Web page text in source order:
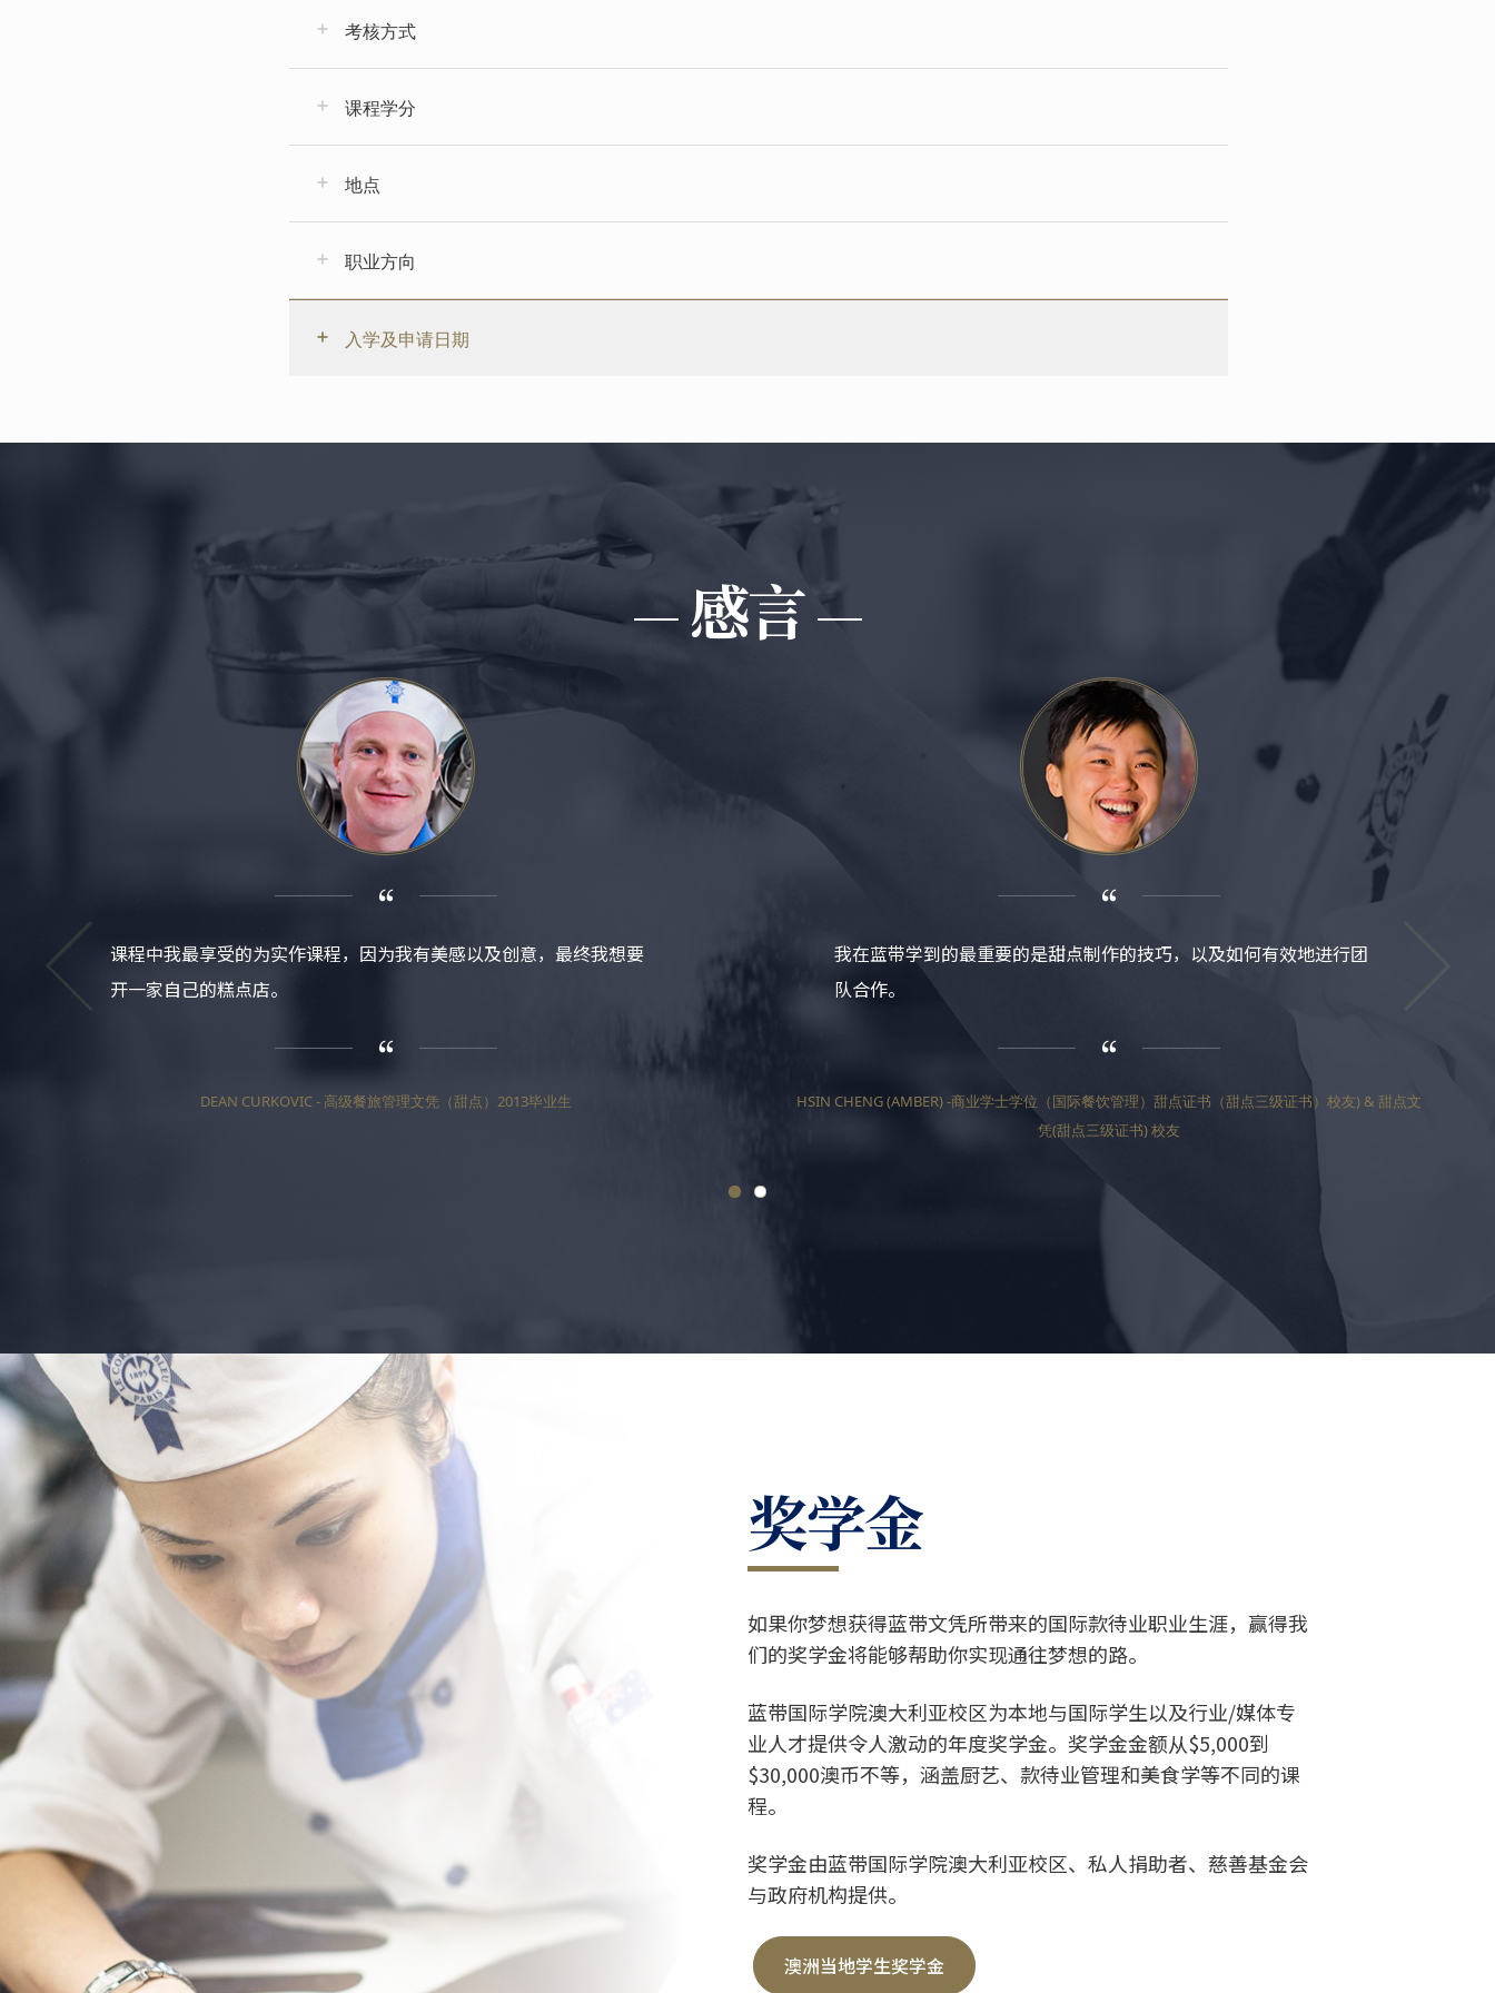
考核方式
课程学分
地点
职业方向
入学及申请日期
感言
课程中我最享受的为实作课程，因为我有美感以及创意，最终我想要
开一家自己的糕点店。
DEAN CURKOVIC - 高级餐旅管理文凭（甜点）2013毕业生
我在蓝带学到的最重要的是甜点制作的技巧，以及如何有效地进行团
队合作。
HSIN CHENG (AMBER) -商业学士学位（国际餐饮管理）甜点证书（甜点三级证书）校友) & 甜点文
凭(甜点三级证书) 校友
奖学金
如果你梦想获得蓝带文凭所带来的国际款待业职业生涯，赢得我
们的奖学金将能够帮助你实现通往梦想的路。
蓝带国际学院澳大利亚校区为本地与国际学生以及行业/媒体专
业人才提供令人激动的年度奖学金。奖学金金额从$5,000到
$30,000澳币不等，涵盖厨艺、款待业管理和美食学等不同的课
程。
奖学金由蓝带国际学院澳大利亚校区、私人捐助者、慈善基金会
与政府机构提供。
澳洲当地学生奖学金